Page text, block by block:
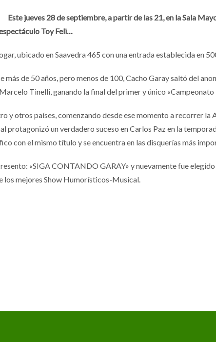
Este jueves 28 de septiembre, a partir de las 21, en la Sala
Toy Feli…
ubicado en Saavedra 465 con una entrada establecida en
de 50 años, pero menos de 100, Cacho Garay saltó del
Tinelli, ganando la final del primer y único
y otros países, comenzando desde ese momento a recorrer la
protagonizó un verdadero suceso en Carlos Paz en la
con el mismo título y se encuentra en las disquerías más
«SIGA CONTANDO GARAY» y nuevamente fue
los mejores Show Humorísticos-Musical.